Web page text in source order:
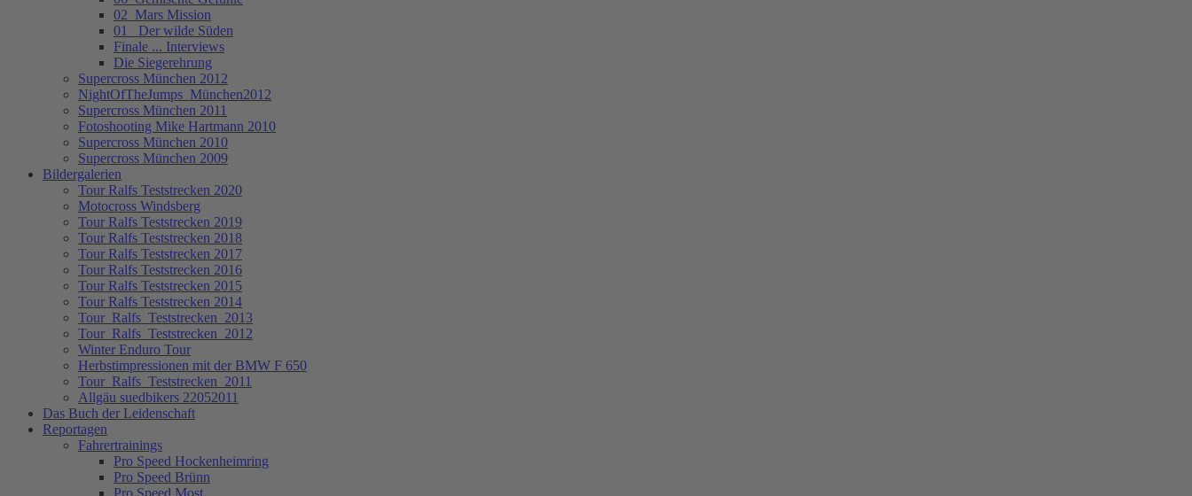
02_Mars Mission
01_ Der wilde Süden
Finale ... Interviews
Die Siegerehrung
Supercross München 2012
NightOfTheJumps_München2012
Supercross München 2011
Fotoshooting Mike Hartmann 2010
Supercross München 2010
Supercross München 2009
Bildergalerien
Tour Ralfs Teststrecken 2020
Motocross Windsberg
Tour Ralfs Teststrecken 2019
Tour Ralfs Teststrecken 2018
Tour Ralfs Teststrecken 2017
Tour Ralfs Teststrecken 2016
Tour Ralfs Teststrecken 2015
Tour Ralfs Teststrecken 2014
Tour_Ralfs_Teststrecken_2013
Tour_Ralfs_Teststrecken_2012
Winter Enduro Tour
Herbstimpressionen mit der BMW F 650
Tour_Ralfs_Teststrecken_2011
Allgäu suedbikers 22052011
Das Buch der Leidenschaft
Reportagen
Fahrertrainings
Pro Speed Hockenheimring
Pro Speed Brünn
Pro Speed Most